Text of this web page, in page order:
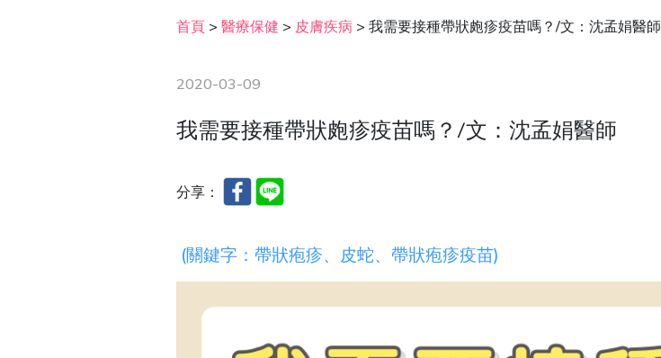
首頁 >醫療保健 > 皮膚疾病 >我需要接種帶狀皰疹疫苗嗎？/文：沈孟娟醫師
2020-03-09
我需要接種帶狀皰疹疫苗嗎？/文：沈孟娟醫師
分享：
(關鍵字： 帶狀疱疹、 皮蛇、 帶狀疱疹疫苗)